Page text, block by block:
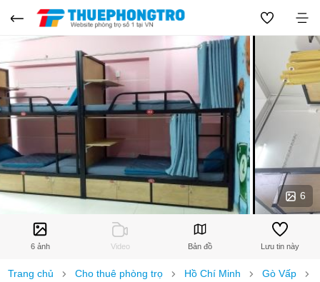
6
6 ảnh Video Bản đồ Lưu tin này
Trang chủ Cho thuê phòng trọ Hồ Chí Minh Gò Vấp